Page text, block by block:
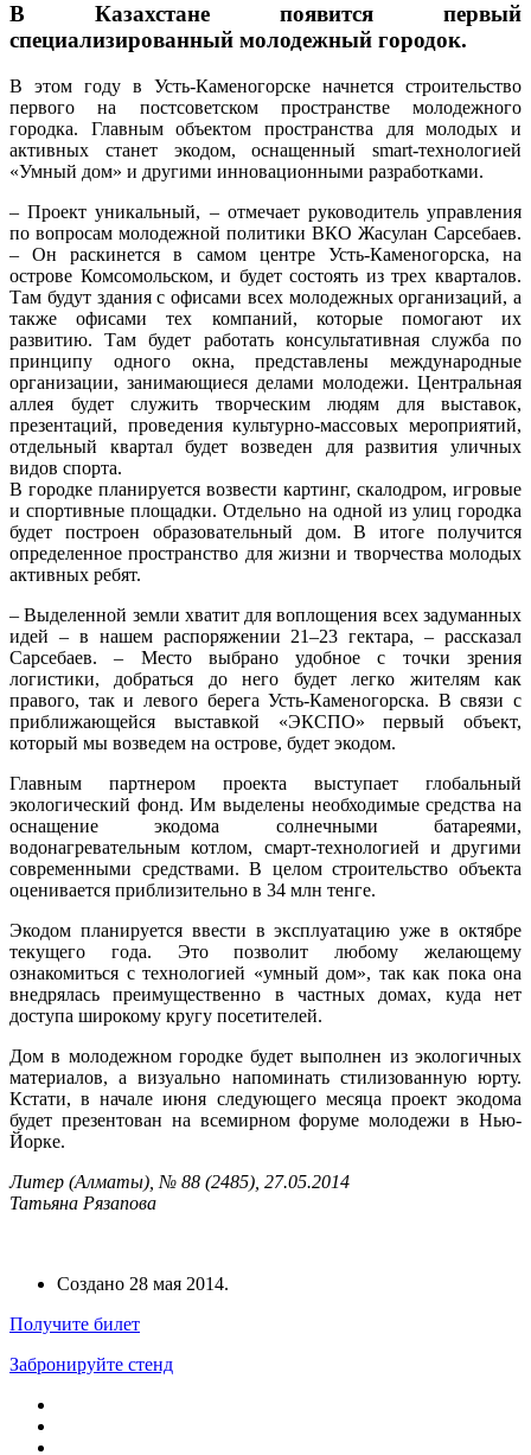
В Казахстане появится первый
специализированный молодежный городок.
В этом году в Усть-Каменогорске начнется строительство
первого на постсоветском пространстве молодежного
городка. Главным объектом пространства для молодых и
активных станет экодом, оснащенный smart-технологией
«Умный дом» и другими инновационными разработками.
– Проект уникальный, – отмечает руководитель управления
по вопросам молодежной политики ВКО Жасулан Сарсебаев.
– Он раскинется в самом центре Усть-Каменогорска, на
острове Комсомольском, и будет состоять из трех кварталов.
Там будут здания с офисами всех молодежных организаций, а
также офисами тех компаний, которые помогают их
развитию. Там будет работать консультативная служба по
принципу одного окна, представлены международные
организации, занимающиеся делами молодежи. Центральная
аллея будет служить творческим людям для выставок,
презентаций, проведения культурно-массовых мероприятий,
отдельный квартал будет возведен для развития уличных
видов спорта.
В городке планируется возвести картинг, скалодром, игровые
и спортивные площадки. Отдельно на одной из улиц городка
будет построен образовательный дом. В итоге получится
определенное пространство для жизни и творчества молодых
активных ребят.
– Выделенной земли хватит для воплощения всех задуманных
идей – в нашем распоряжении 21–23 гектара, – рассказал
Сарсебаев. – Место выбрано удобное с точки зрения
логистики, добраться до него будет легко жителям как
правого, так и левого берега Усть-Каменогорска. В связи с
приближающейся выставкой «ЭКСПО» первый объект,
который мы возведем на острове, будет экодом.
Главным партнером проекта выступает глобальный
экологический фонд. Им выделены необходимые средства на
оснащение экодома солнечными батареями,
водонагревательным котлом, смарт-технологией и другими
современными средствами. В целом строительство объекта
оценивается приблизительно в 34 млн тенге.
Экодом планируется ввести в эксплуатацию уже в октябре
текущего года. Это позволит любому желающему
ознакомиться с технологией «умный дом», так как пока она
внедрялась преимущественно в частных домах, куда нет
доступа широкому кругу посетителей.
Дом в молодежном городке будет выполнен из экологичных
материалов, а визуально напоминать стилизованную юрту.
Кстати, в начале июня следующего месяца проект экодома
будет презентован на всемирном форуме молодежи в Нью-
Йорке.
Литер (Алматы), № 88 (2485), 27.05.2014
Татьяна Рязапова
Создано 28 мая 2014.
Получите билет
Забронируйте стенд